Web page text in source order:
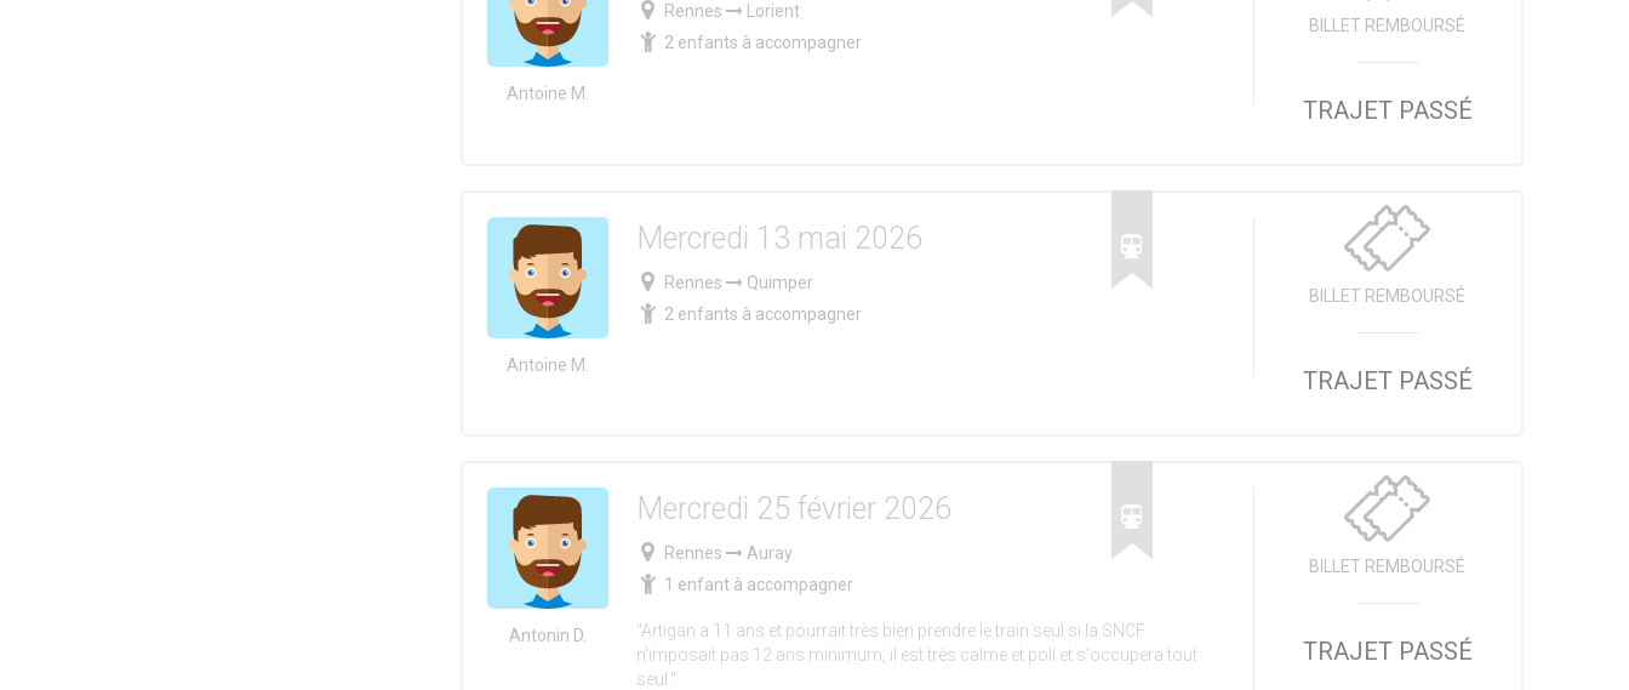
Antoine M.
Rennes
Lorient
2 enfants à accompagner
BILLET REMBOURSÉ
TRAJET PASSÉ
Antoine M.
Mercredi 13 mai 2026
Rennes
Quimper
2 enfants à accompagner
BILLET REMBOURSÉ
TRAJET PASSÉ
Antonin D.
Mercredi 25 février 2026
Rennes
Auray
1 enfant à accompagner
"Artigan a 11 ans et pourrait très bien prendre le train seul si la SNCF
n'imposait pas 12 ans minimum, il est très calme et poli et s'occupera tout
seul."
BILLET REMBOURSÉ
TRAJET PASSÉ